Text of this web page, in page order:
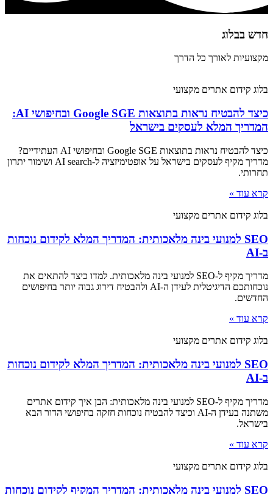
חדש בבלוג​
מקצועיות לאורך כל הדרך
בלוג קידום אתרים מקצועי
כיצד להבטיח נראות בתוצאות Google SGE ובחיפושי AI:
המדריך המלא לעסקים בישראל
כיצד להבטיח נראות בתוצאות Google SGE ובחיפושי AI העתידיים?
מדריך מקיף לעסקים בישראל על אופטימיזציה ל-AI search ושימור יתרון
תחרותי.
קרא עוד »
בלוג קידום אתרים מקצועי
SEO למנועי בינה מלאכותית: המדריך המלא לקידום נוכחות
ב-AI
מדריך מקיף ל-SEO למנועי בינה מלאכותית. למדו כיצד להתאים את
נוכחותכם הדיגיטלית לעידן ה-AI ולהבטיח דירוג גבוה יותר בחיפושים
החדשים.
קרא עוד »
בלוג קידום אתרים מקצועי
SEO למנועי בינה מלאכותית: המדריך המלא לקידום נוכחות
ב-AI
מדריך מקיף ל-SEO למנועי בינה מלאכותית: הבן איך קידום אתרים
משתנה בעידן ה-AI וכיצד להבטיח נוכחות חזקה בחיפושי הדור הבא
בישראל.
קרא עוד »
בלוג קידום אתרים מקצועי
SEO למנועי בינה מלאכותית: המדריך המקיף לקידום נוכחות